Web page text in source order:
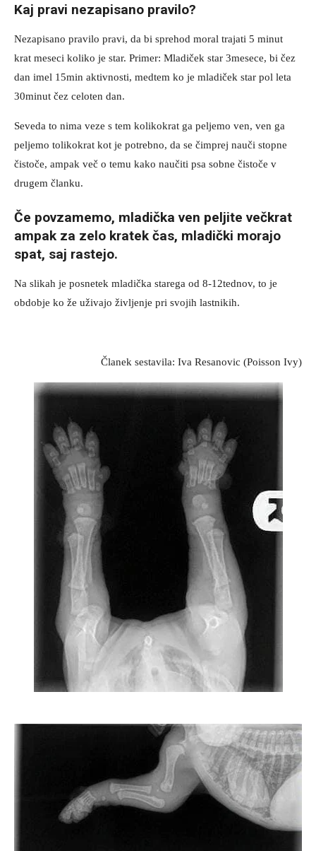
Kaj pravi nezapisano pravilo?
Nezapisano pravilo pravi, da bi sprehod moral trajati 5 minut
krat meseci koliko je star. Primer: Mladiček star 3mesece, bi čez
dan imel 15min aktivnosti, medtem ko je mladiček star pol leta
30minut čez celoten dan.
Seveda to nima veze s tem kolikokrat ga peljemo ven, ven ga
peljemo tolikokrat kot je potrebno, da se čimprej nauči stopne
čistoče, ampak več o temu kako naučiti psa sobne čistoče v
drugem članku.
Če povzamemo, mladička ven peljite večkrat
ampak za zelo kratek čas, mladički morajo
spat, saj rastejo.
Na slikah je posnetek mladička starega od 8-12tednov, to je
obdobje ko že uživajo življenje pri svojih lastnikih.
Članek sestavila: Iva Resanovic (Poisson Ivy)